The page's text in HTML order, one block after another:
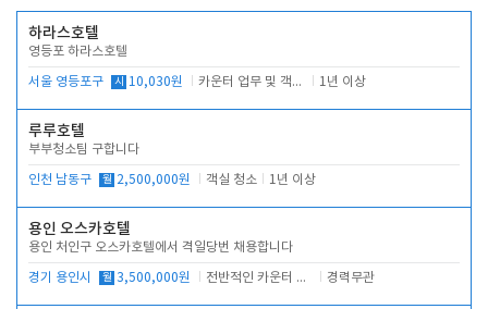
하라스호텔
영등포 하라스호텔
서울 영등포구 시 10,030원 카운터 업무 및 객실관리(청소상태 확인, 객실판매) 1년 이상
루루호텔
부부청소팀 구합니다
인천 남동구 월 2,500,000원 객실 청소 1년 이상
용인 오스카호텔
용인 처인구 오스카호텔에서 격일당번 채용합니다
경기 용인시 월 3,500,000원 전반적인 카운터 업무 경력무관